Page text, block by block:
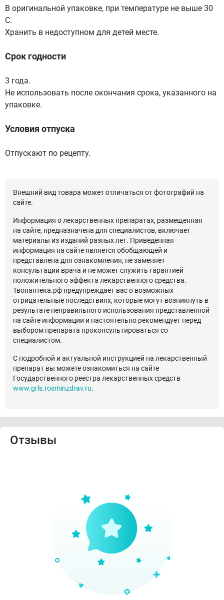
В оригинальной упаковке, при температуре не выше 30
С.
Хранить в недоступном для детей месте.
Срок годности
3 года.
Не использовать после окончания срока, указанного на
упаковке.
Условия отпуска
Отпускают по рецепту.
Внешний вид товара может отличаться от фотографий на
сайте.
Информация о лекарственных препаратах, размещенная
на сайте, предназначена для специалистов, включает
материалы из изданий разных лет. Приведенная
информация на сайте является обобщающей и
представлена для ознакомления, не заменяет
консультации врача и не может служить гарантией
положительного эффекта лекарственного средства.
Твояаптека.рф предупреждает вас о возможных
отрицательные последствиях, которые могут возникнуть в
результате неправильного использования представленной
на сайте информации и настоятельно рекомендует перед
выбором препарата проконсультироваться со
специалистом.
С подробной и актуальной инструкцией на лекарственный
препарат вы можете ознакомиться на сайте
Государственного реестра лекарственных средств
www.grls.rosminzdrav.ru.
Отзывы